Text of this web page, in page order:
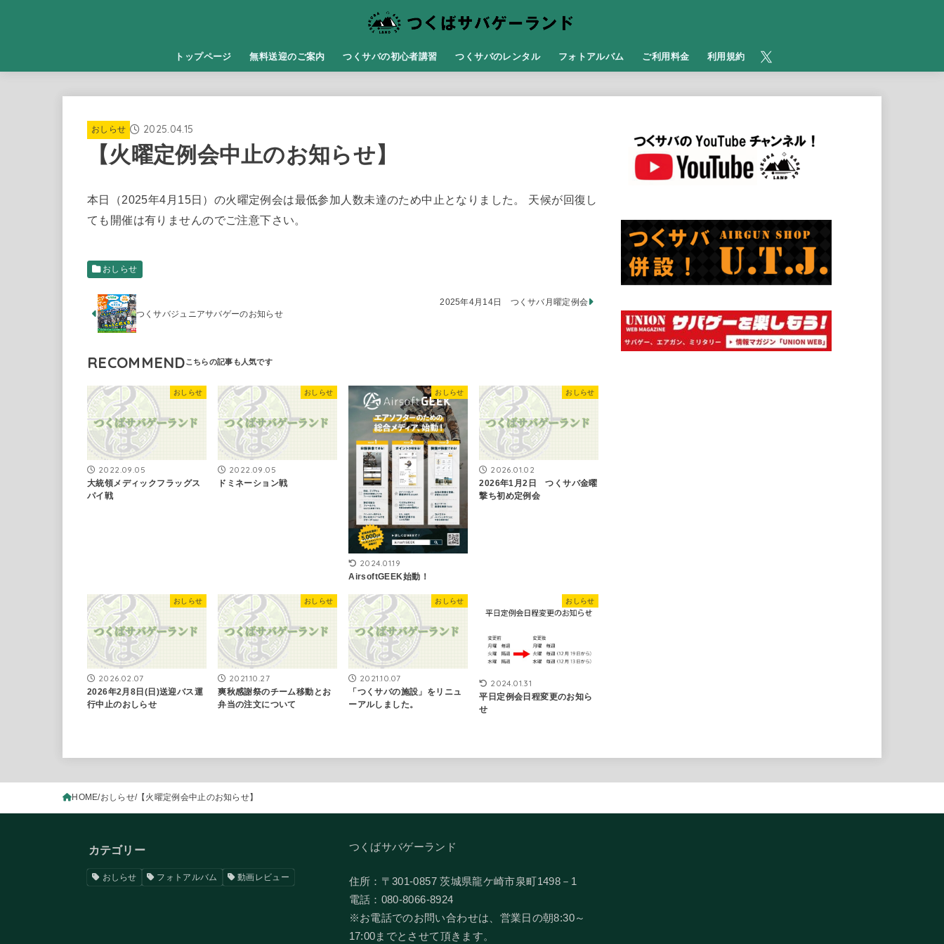
トップページ 無料送迎のご案内 つくサバの初心者講習 つくサバのレンタル フォトアルバム ​ご利用料金 利用規約
おしらせ 2025.04.15
【火曜定例会中止のお知らせ】
本日（2025年4月15日）の火曜定例会は最低参加人数未達のため中止となりました。 天候が回復し
ても開催は有りませんのでご注意下さい。
おしらせ
つくサバジュニアサバゲーのお知らせ
2025年4月14日 つくサバ月曜定例会
RECOMMEND
おしらせ
2022.09.05
大統領メディックフラッグス
パイ戦
おしらせ
2022.09.05
ドミネーション戦
おしらせ
2024.01.19
AirsoftGEEK始動！
おしらせ
2026.01.02
2026年1月2日 つくサバ金曜
撃ち初め定例会
おしらせ
2026.02.07
2026年2月8日(日)送迎バス運
行中止のおしらせ
おしらせ
2021.10.27
爽秋感謝祭のチーム移動とお
弁当の注文について
おしらせ
2021.10.07
「つくサバの施設」をリニュ
ーアルしました。
おしらせ
2024.01.31
平日定例会日程変更のお知ら
せ
HOME おしらせ 【火曜定例会中止のお知らせ】
カテゴリー
おしらせ フォトアルバム 動画レビュー
つくばサバゲーランド
住所：〒301-0857 茨城県龍ケ崎市泉町1498－1
電話：080-8066-8924
​※お電話でのお問い合わせは、営業日の朝8:30～
17:00までとさせて頂きます。